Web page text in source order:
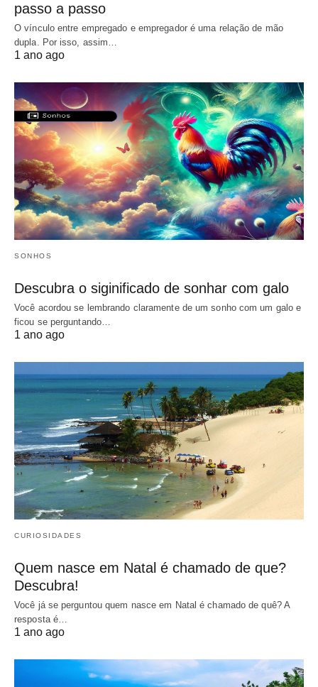
passo a passo
O vínculo entre empregado e empregador é uma relação de mão
dupla. Por isso, assim…
1 ano ago
SONHOS
Descubra o siginificado de sonhar com galo
Você acordou se lembrando claramente de um sonho com um galo e
ficou se perguntando…
1 ano ago
CURIOSIDADES
Quem nasce em Natal é chamado de que?
Descubra!
Você já se perguntou quem nasce em Natal é chamado de quê? A
resposta é…
1 ano ago